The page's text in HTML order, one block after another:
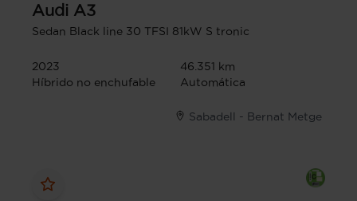
Audi A3
Sedan Black line 30 TFSI 81kW S tronic
2023
46.351 km
Híbrido no enchufable
Automática
Sabadell - Bernat Metge